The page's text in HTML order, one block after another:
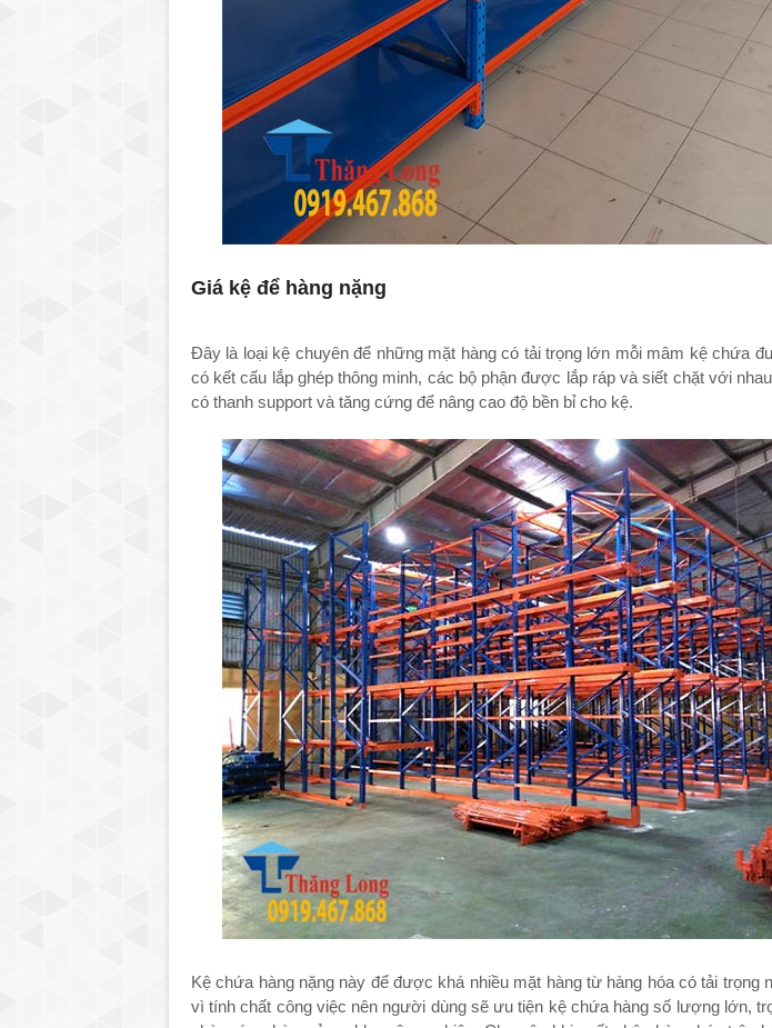
Giá kệ để hàng nặng
Đây là loại kệ chuyên để những mặt hàng có tải trọng lớn mỗi mâm kệ chứa
có kết cấu lắp ghép thông minh, các bộ phận được lắp ráp và siết chặt với
có thanh support và tăng cứng để nâng cao độ bền bỉ cho kệ.
Kệ chứa hàng nặng này để được khá nhiều mặt hàng từ hàng hóa có tải trọng
vì tính chất công việc nên người dùng sẽ ưu tiện kệ chứa hàng số lượng lớn,